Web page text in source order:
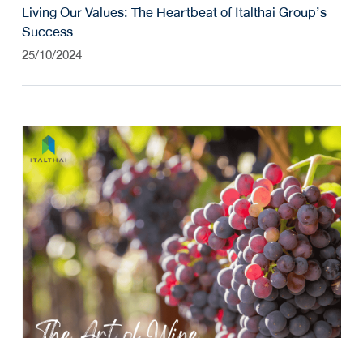
Living Our Values: The Heartbeat of Italthai Group’s
Success
25/10/2024